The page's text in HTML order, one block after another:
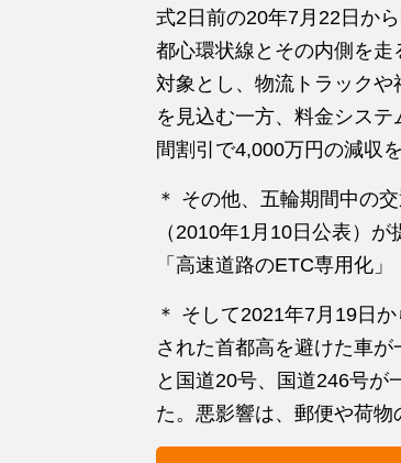
式2日前の20年7月22日か
都心環状線とその内側を
対象とし、物流トラック
を見込む一方、料金シス
間割引で4,000万円の減収
＊ その他、五輪期間中の
（2010年1月10日公表）
「高速道路のETC専用化」
＊ そして2021年7月19日
された首都高を避けた車
と国道20号、国道246号が
た。悪影響は、郵便や荷物